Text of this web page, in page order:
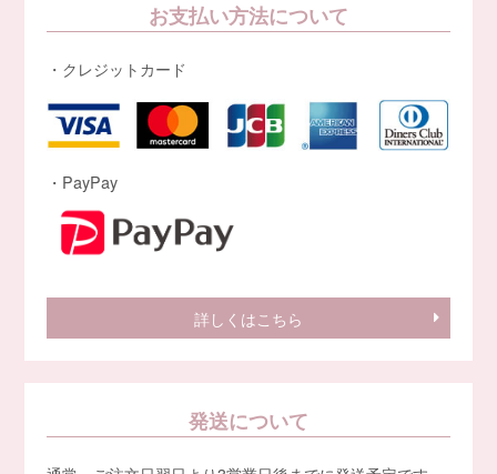
お支払い方法について
・クレジットカード
・PayPay
詳しくはこちら
発送について